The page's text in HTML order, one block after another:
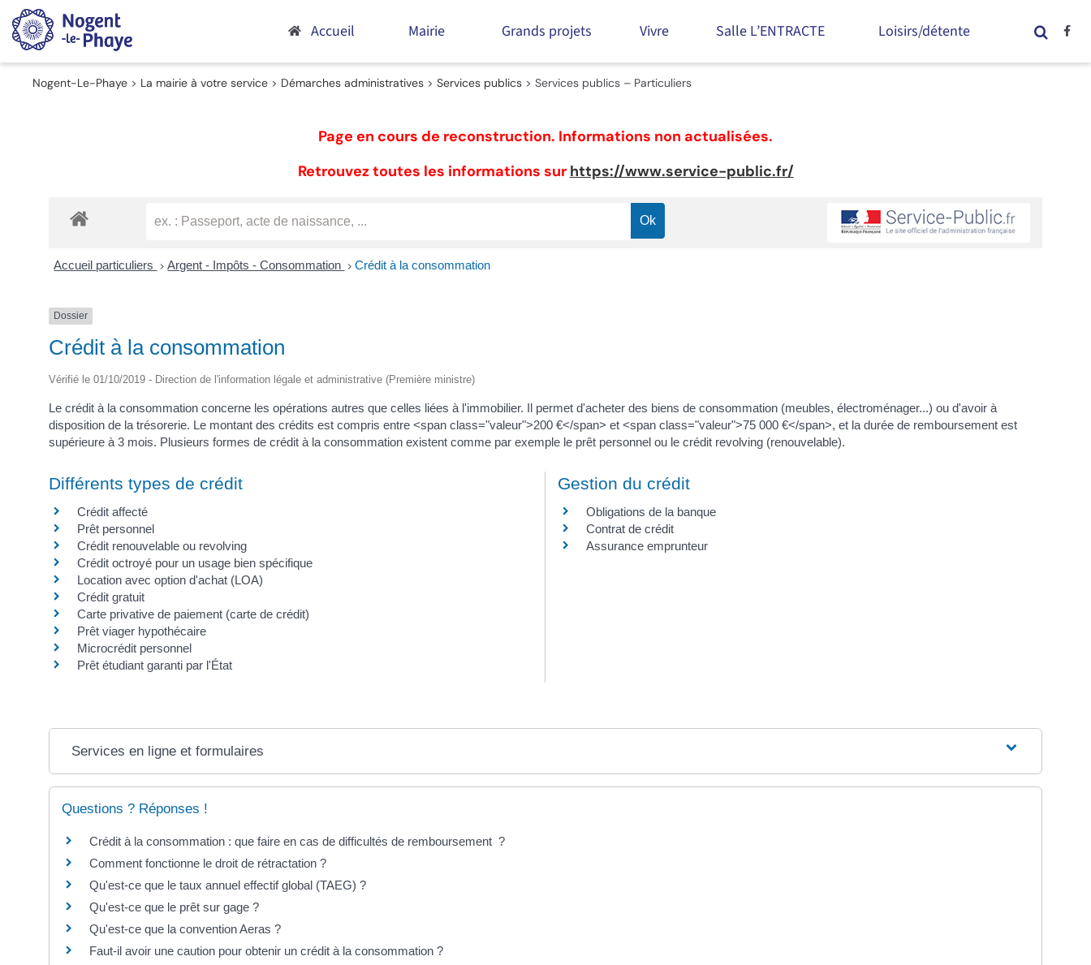
Passer
au
contenu
Accueil Mairie Grands projets Vivre Salle L’ENTRACTE Loisirs/détente
Nogent-Le-Phaye > La mairie à votre service > Démarches administratives > Services publics > Services publics – Particuliers
Page en cours de reconstruction. Informations non actualisées.
Retrouvez toutes les informations sur https://www.service-public.fr/
Accueil particuliers > Argent - Impôts - Consommation > Crédit à la consommation
Dossier
Crédit à la consommation
Vérifié le 01/10/2019 - Direction de l'information légale et administrative (Première ministre)
Le crédit à la consommation concerne les opérations autres que celles liées à l'immobilier. Il permet d'acheter des biens de consommation (meubles, électroménager...) ou d'avoir à
disposition de la trésorerie. Le montant des crédits est compris entre <span class="valeur">200 €</span> et <span class="valeur">75 000 €</span>, et la durée de remboursement est
supérieure à 3 mois. Plusieurs formes de crédit à la consommation existent comme par exemple le prêt personnel ou le crédit revolving (renouvelable).
Différents types de crédit
Crédit affecté
Prêt personnel
Crédit renouvelable ou revolving
Crédit octroyé pour un usage bien spécifique
Location avec option d'achat (LOA)
Crédit gratuit
Carte privative de paiement (carte de crédit)
Prêt viager hypothécaire
Microcrédit personnel
Prêt étudiant garanti par l'État
Gestion du crédit
Obligations de la banque
Contrat de crédit
Assurance emprunteur
Services en ligne et formulaires
Questions ? Réponses !
Crédit à la consommation : que faire en cas de difficultés de remboursement ?
Comment fonctionne le droit de rétractation ?
Qu'est-ce que le taux annuel effectif global (TAEG) ?
Qu'est-ce que le prêt sur gage ?
Qu'est-ce que la convention Aeras ?
Faut-il avoir une caution pour obtenir un crédit à la consommation ?